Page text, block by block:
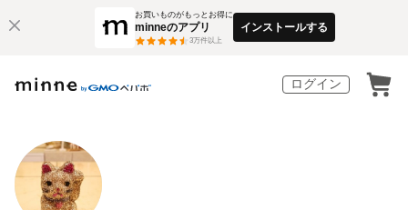
お買いものがもっとお得に
minneのアプリ
3万件以上
インストールする
ログイン